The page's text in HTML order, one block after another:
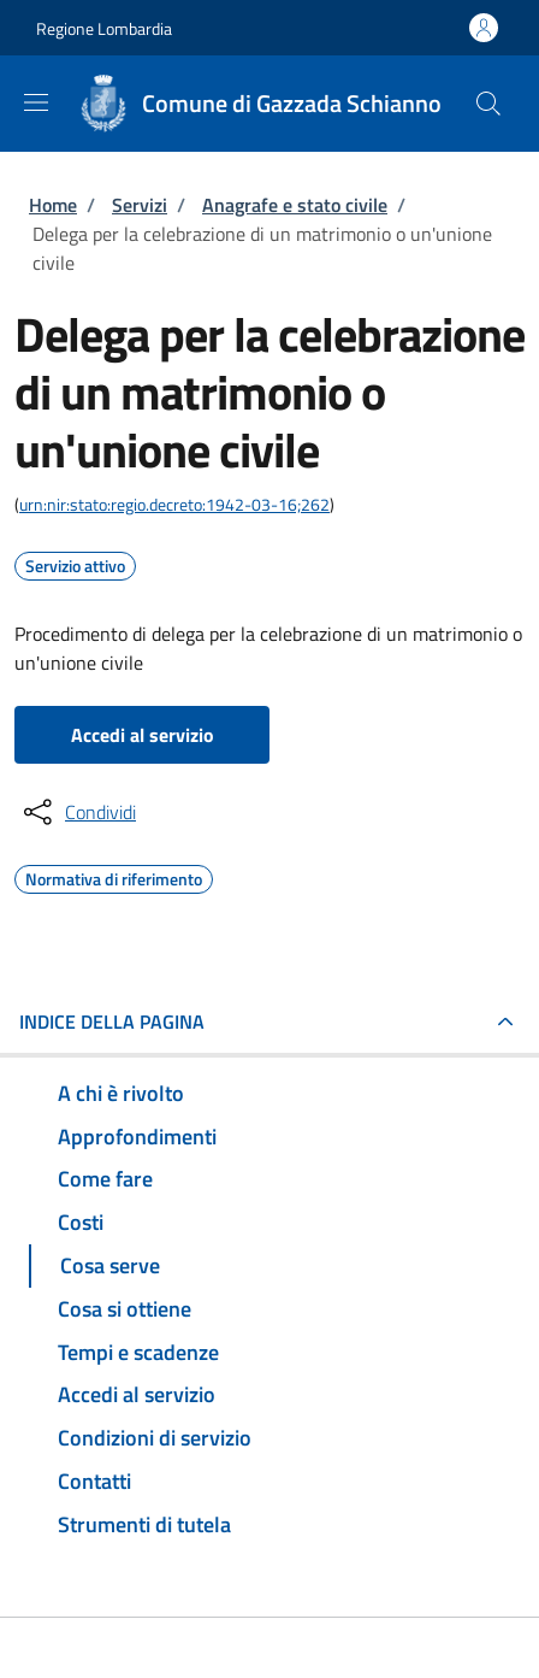
Regione Lombardia
Comune di Gazzada Schianno
Briciole di pane
Home / Servizi / Anagrafe e stato civile /
Delega per la celebrazione di un matrimonio o un'unione
civile
Delega per la celebrazione
di un matrimonio o
un'unione civile
(urn:nir:stato:regio.decreto:1942-03-16;262)
Servizio attivo
Procedimento di delega per la celebrazione di un matrimonio o
un'unione civile
Accedi al servizio
Condividi
Normativa di riferimento
INDICE DELLA PAGINA
A chi è rivolto
Approfondimenti
Come fare
Costi
Cosa serve
Cosa si ottiene
Tempi e scadenze
Accedi al servizio
Condizioni di servizio
Contatti
Strumenti di tutela